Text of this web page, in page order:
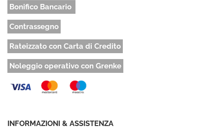
Bonifico Bancario
Contrassegno
Rateizzato con Carta di Credito
Noleggio operativo con Grenke
INFORMAZIONI & ASSISTENZA